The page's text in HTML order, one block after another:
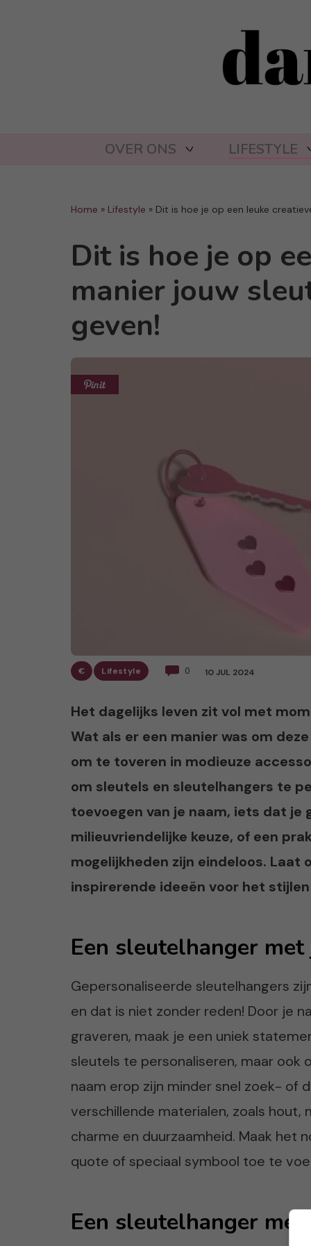
OVER ONS LIFESTYLE
Home » Lifestyle » Dit is hoe je op een leuke
Dit is hoe je op
manier jouw
geven!
€ Lifestyle 0 10 JUL 2024
Het dagelijks leven zit vol met
Wat als er een manier was om
om te toveren in modieuze
om sleutels en sleutelhangers te
toevoegen van je naam, iets dat je
milieuvriendelijke keuze, of een
mogelijkheden zijn eindeloos. Laat
inspirerende ideeën voor het
Een sleutelhanger met
Gepersonaliseerde sleutelhangers
en dat is niet zonder reden! Door je
graveren, maak je een uniek
sleutels te personaliseren, maar
naam erop zijn minder snel zoek- of
verschillende materialen, zoals hout,
charme en duurzaamheid. Maak het
quote of speciaal symbool toe te
Een sleutelhanger met